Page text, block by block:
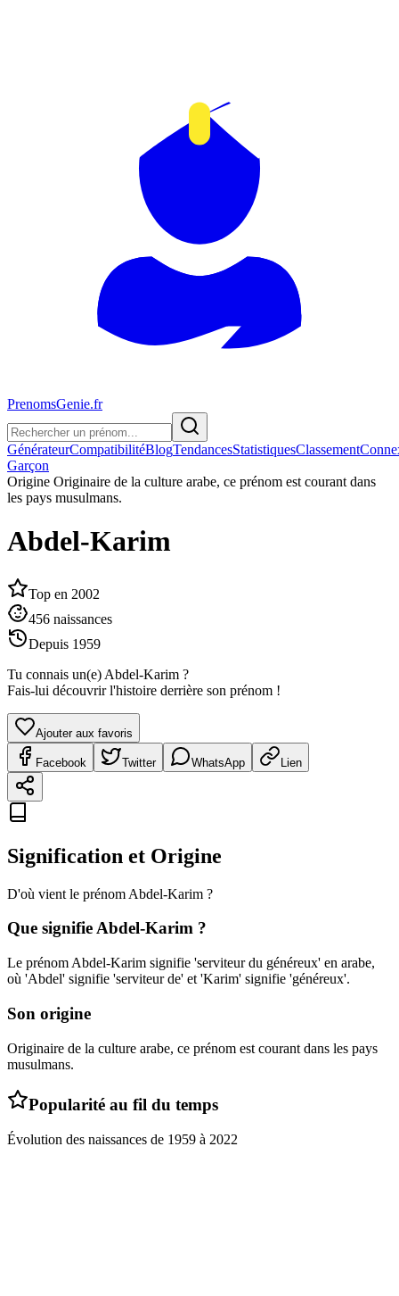
PrenomsGenie.fr
GénérateurCompatibilitéBlogTendancesStatistiquesClassement
Garçon
Origine Originaire de la culture arabe, ce prénom est courant dans
les pays musulmans.
Abdel-Karim
Top en 2002
456 naissances
Depuis 1959
Tu connais un(e) Abdel-Karim ?
Fais-lui découvrir l'histoire derrière son prénom !
Ajouter aux favoris
Facebook Twitter WhatsApp Lien
Signification et Origine
D'où vient le prénom Abdel-Karim ?
Que signifieAbdel-Karim ?
Le prénom Abdel-Karim signifie 'serviteur du généreux' en arabe,
où 'Abdel' signifie 'serviteur de' et 'Karim' signifie 'généreux'.
Son origine
Originaire de la culture arabe, ce prénom est courant dans les pays
musulmans.
Popularité au fil du temps
Évolution des naissances de 1959 à 2022